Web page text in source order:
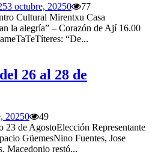
3 octubre, 20250
77
Cultural Mirentxu Casa
la alegría” – Corazón de Ají 16.00
“De...
26 al 28 de
20250
49
23 de AgostoElección Representante
GüemesNino Fuentes, Jose
Macedonio restó...